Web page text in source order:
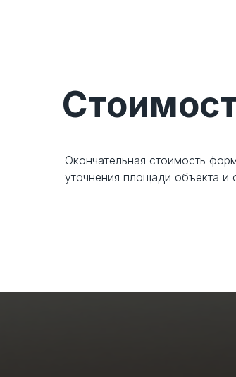
Окончательная стоимость
уточнения площади объекта и